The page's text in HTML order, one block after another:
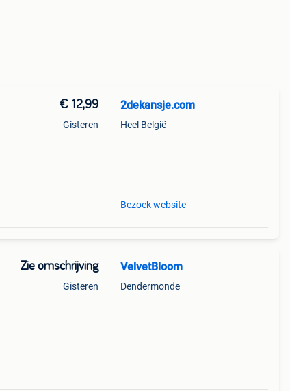
€ 12,99
Gisteren
2dekansje.com
Heel België
Bezoek website
Zie omschrijving
Gisteren
VelvetBloom
Dendermonde